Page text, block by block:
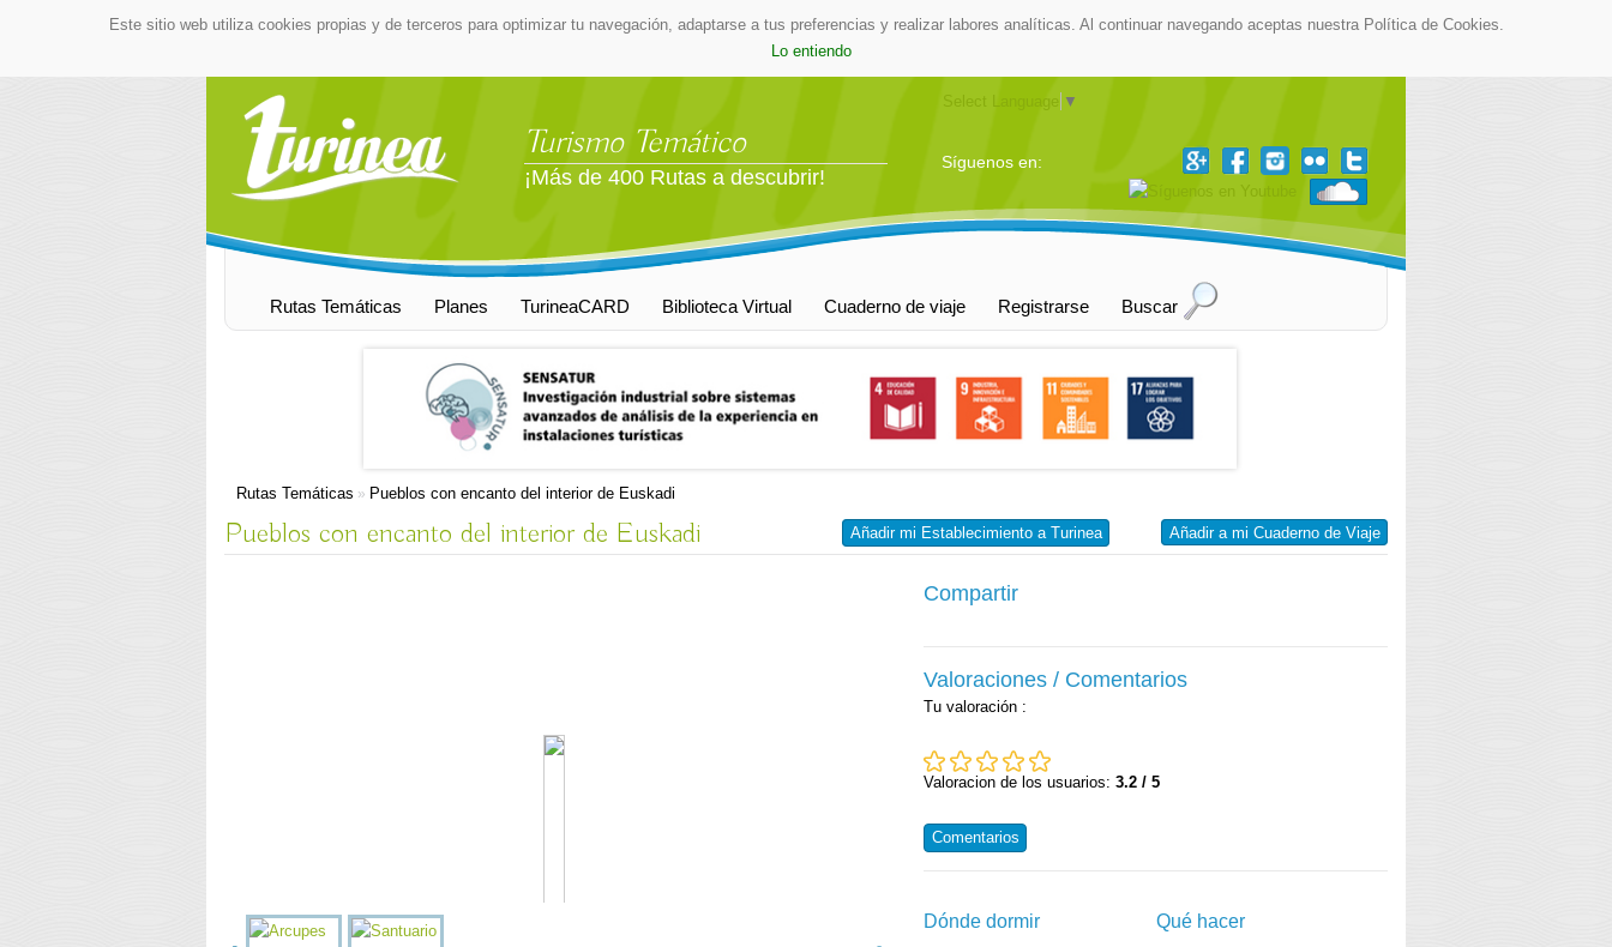
Este sitio web utiliza cookies propias y de terceros para optimizar tu navegación, adaptarse a tus preferencias y realizar labores analíticas. Al continuar navegando aceptas nuestra Política de Cookies.
Lo entiendo
Turismo Temático
¡Más de 400 Rutas a descubrir!
Select Language ▼
Síguenos en:
Rutas Temáticas Planes TurineaCARD Biblioteca Virtual Cuaderno de viaje Registrarse Buscar
Rutas Temáticas » Pueblos con encanto del interior de Euskadi
Añadir a mi Cuaderno de Viaje
Añadir mi Establecimiento a Turinea
Pueblos con encanto del interior de Euskadi
Compartir
Valoraciones / Comentarios
Tu valoración :
Valoracion de los usuarios:3.2 / 5
Comentarios
Dónde dormir Qué hacer